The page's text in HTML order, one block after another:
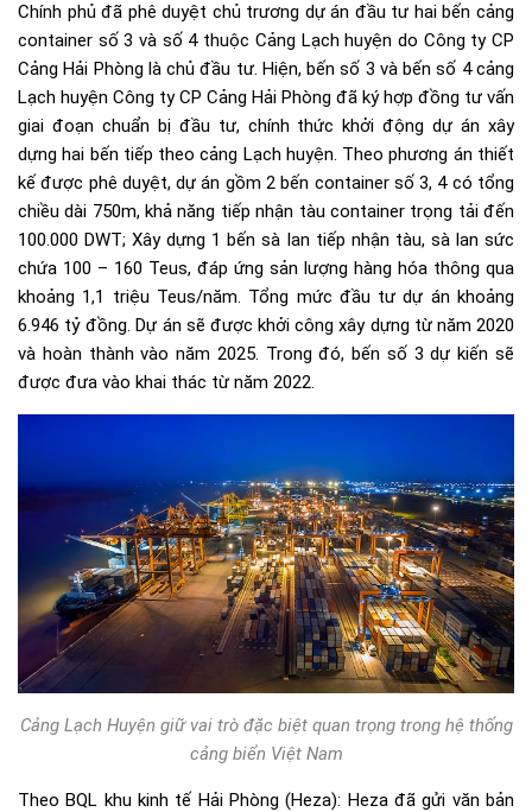
Chính phủ đã phê duyệt chủ trương dự án đầu tư hai bến cảng
container số 3 và số 4 thuộc Cảng Lạch huyện do Công ty CP
Cảng Hải Phòng là chủ đầu tư. Hiện, bến số 3 và bến số 4 cảng
Lạch huyện Công ty CP Cảng Hải Phòng đã ký hợp đồng tư vấn
giai đoạn chuẩn bị đầu tư, chính thức khởi động dự án xây
dựng hai bến tiếp theo cảng Lạch huyện. Theo phương án thiết
kế được phê duyệt, dự án gồm 2 bến container số 3, 4 có tổng
chiều dài 750m, khả năng tiếp nhận tàu container trọng tải đến
100.000 DWT; Xây dựng 1 bến sà lan tiếp nhận tàu, sà lan sức
chứa 100 – 160 Teus, đáp ứng sản lượng hàng hóa thông qua
khoảng 1,1 triệu Teus/năm. Tổng mức đầu tư dự án khoảng
6.946 tỷ đồng. Dự án sẽ được khởi công xây dựng từ năm 2020
và hoàn thành vào năm 2025. Trong đó, bến số 3 dự kiến sẽ
được đưa vào khai thác từ năm 2022.
Cảng Lạch Huyện giữ vai trò đặc biệt quan trọng trong hệ thống
cảng biển Việt Nam
Theo BQL khu kinh tế Hải Phòng (Heza): Heza đã gửi văn bản